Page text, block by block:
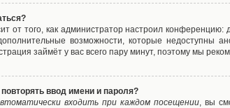
от того, как администратор настроил
возможности, которые недоступны
займёт у вас всего пару минут, поэтому мы
ввод имени и пароля?
входить при каждом посещении, вы